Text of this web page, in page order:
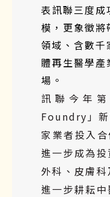
表訊聯三度成
模，更象徵
領域、含數
體再生醫學產
場。
訊聯今年
Foundry」
家業者投入
進一步成為
外科、皮膚
進一步耕耘